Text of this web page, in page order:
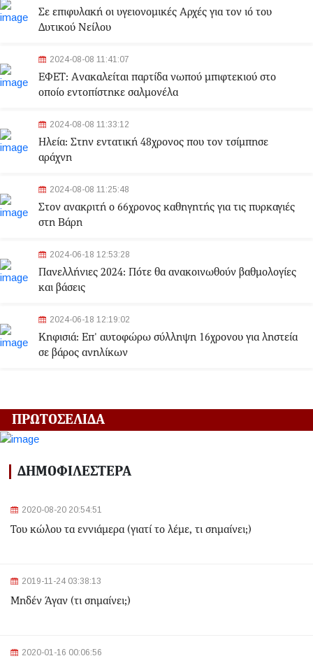
Σε επιφυλακή οι υγειονομικές Αρχές για τον ιό του
Δυτικού Νείλου
2024-08-08 11:41:07
ΕΦΕΤ: Aνακαλείται παρτίδα νωπού μπιφτεκιού στο
οποίο εντοπίστηκε σαλμονέλα
2024-08-08 11:33:12
Ηλεία: Στην εντατική 48χρονος που τον τσίμπησε
αράχνη
2024-08-08 11:25:48
Στον ανακριτή ο 66χρονος καθηγητής για τις πυρκαγιές
στη Βάρη
2024-06-18 12:53:28
Πανελλήνιες 2024: Πότε θα ανακοινωθούν βαθμολογίες
και βάσεις
2024-06-18 12:19:02
Κηφισιά: Eπ' αυτοφώρω σύλληψη 16χρονου για ληστεία
σε βάρος ανηλίκων
Αλλαγές στα δρομολόγια του Μετρό και του Τραμ λόγω
2024-03-22 11:07:47
Ομόνοια: Ριφιφί σε κοσμηματοπωλείο - Άρπαξαν
2024-03-22 10:52:10
Σεισμός 4,7 Ρίχτερ ανοιχτά της Κέρκυρας
ΠΡΩΤΟΣΕΛΙΔΑ
ΔΗΜΟΦΙΛΕΣΤΕΡΑ
2020-08-20 20:54:51
Του κώλου τα εννιάμερα (γιατί το λέμε, τι σημαίνει;)
2019-11-24 03:38:13
Μηδέν Άγαν (τι σημαίνει;)
2020-01-16 00:06:56